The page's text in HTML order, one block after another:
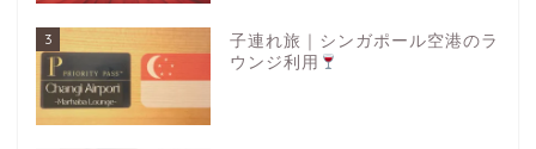
3
子連れ旅｜シンガポール空港のラ
ウンジ利用